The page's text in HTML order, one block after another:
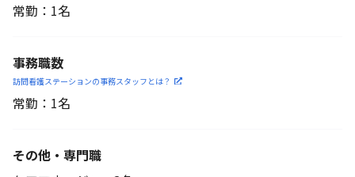
常勤：1名
事務職数
訪問看護ステーションの事務スタッフとは？
常勤：1名
その他・専門職